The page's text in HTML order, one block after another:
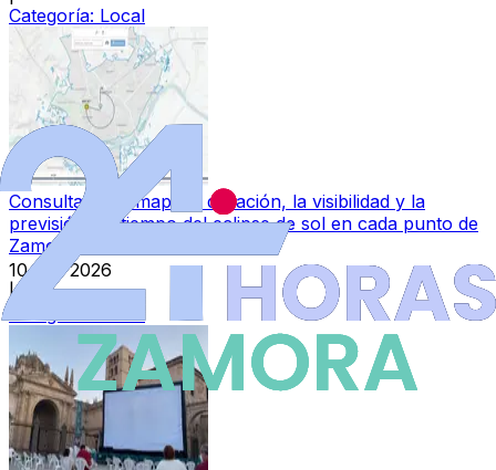
Categoría: Local
Consulta en el mapa la duración, la visibilidad y la
previsión del tiempo del eclipse de sol en cada punto de
Zamora
10 ago 2026
|
Categoría:Local